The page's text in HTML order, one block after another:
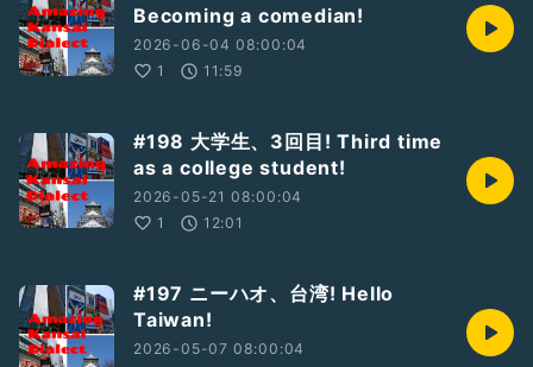
Becoming a comedian!
2026-06-04 08:00:04
1
11:59
#198 大学生、3回目! Third time
as a college student!
2026-05-21 08:00:04
1
12:01
#197 ニーハオ、台湾! Hello
Taiwan!
2026-05-07 08:00:04